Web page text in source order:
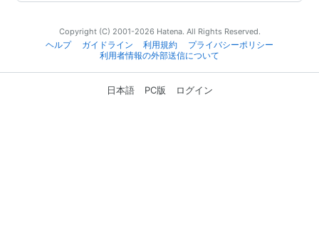
Copyright (C) 2001-2026 Hatena. All Rights Reserved.
ヘルプ
ガイドライン 利用規約
プライバシーポリシー
利用者情報の外部送信について
日本語 PC版 ログイン